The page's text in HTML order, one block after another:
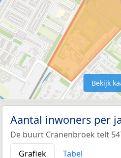
Bekijk
Aantal inwoners per
De buurt Cranenbroek telt
Grafiek
Tabel